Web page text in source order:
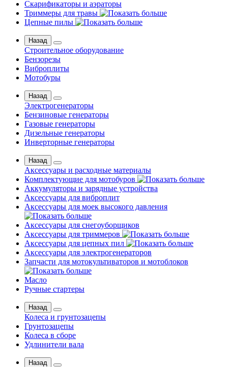
Скарификаторы и аэраторы
Триммеры для травы
Цепные пилы
Назад
Строительное оборудование
Бензорезы
Виброплиты
Мотобуры
Назад
Электрогенераторы
Бензиновые генераторы
Газовые генераторы
Дизельные генераторы
Инверторные генераторы
Назад
Аксессуары и расходные материалы
Комплектующие для мотобуров
Аккумуляторы и зарядные устройства
Аксессуары для виброплит
Аксессуары для моек высокого давления
Аксессуары для снегоуборщиков
Аксессуары для триммеров
Аксессуары для цепных пил
Аксессуары для электрогенераторов
Запчасти для мотокультиваторов и мотоблоков
Масло
Ручные стартеры
Назад
Колеса и грунтозацепы
Грунтозацепы
Колеса в сборе
Удлинители вала
Назад